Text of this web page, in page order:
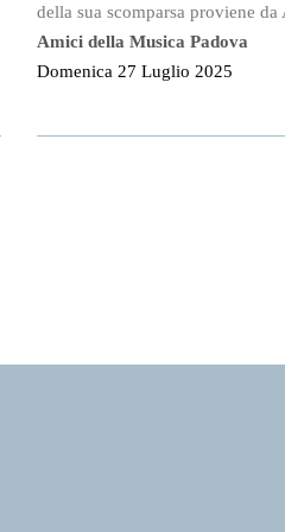
della sua scomparsa proviene
Amici della Musica Padova
Domenica 27 Luglio 2025